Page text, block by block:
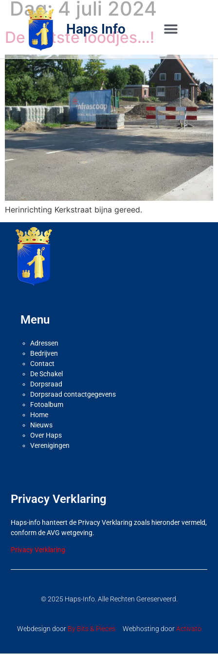
Haps Info
Dag: 4 juli 2024
De laatste loodjes…!
Herinrichting Kerkstraat bijna gereed.
Menu
Adressen
Bedrijven
Contact
De Schakel
Dorpsraad
Dorpsraad contactgegevens
Fotoalbum
Home
Nieuws
Over Haps
Verenigingen
Privacy Verklaring
Haps-info hanteert de Privacy Verklaring zoals hieronder vermeld,
conform de AVG wetgeving.
Privacy Verklaring
© 2025 Haps-Info. Alle Rechten Gereserveerd.
Webdesign door By Bits & PiecesWebhosting doorActivato